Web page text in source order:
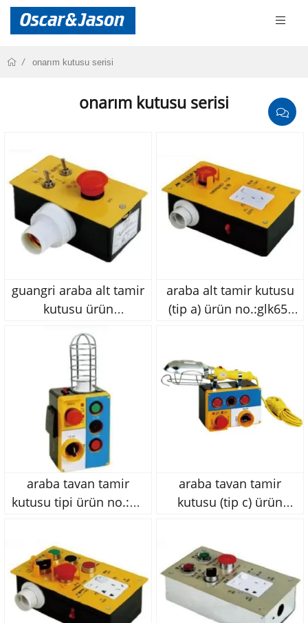
onarım kutusu serisi
onarım kutusu serisi
guangri araba alt tamir
kutusu ürün
araba alt tamir kutusu
(tip a) ürün no.:glk65-
araba tavan tamir
kutusu tipi ürün no.:oj-
araba tavan tamir
kutusu (tip c) ürün